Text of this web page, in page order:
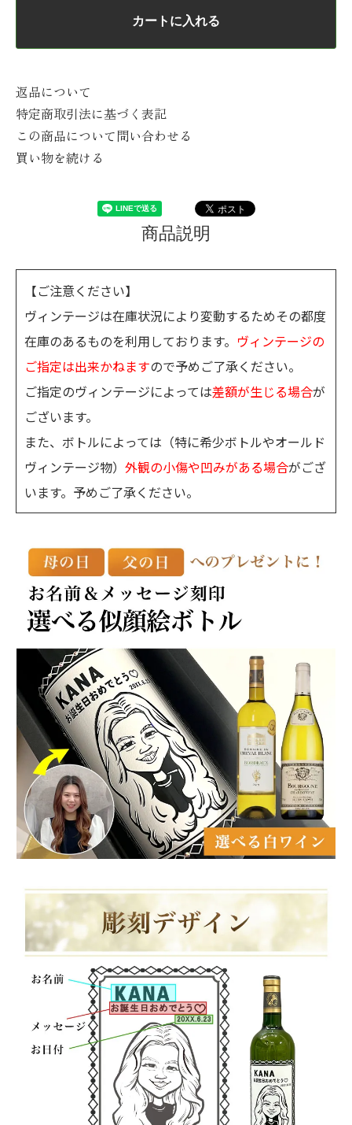
カートに入れる
返品について
特定商取引法に基づく表記
この商品について問い合わせる
買い物を続ける
商品説明
【ご注意ください】
ヴィンテージは在庫状況により変動するためその都度
在庫のあるものを利用しております。 ヴィンテージの
ご指定は出来かねますので予めご了承ください。
ご指定のヴィンテージによっては差額が生じる場合が
ございます。
また、ボトルによっては（特に希少ボトルやオールド
ヴィンテージ物） 外観の小傷や凹みがある場合がござ
います。予めご了承ください。